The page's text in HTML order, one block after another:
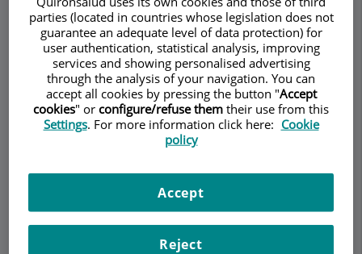
Description ServicesTeamContactOpening hours
Make an appointment
Tendinitis cálcica
La tendinitis cálcica es la inflamación de los
tendones del manguito de los
parties (located in countries whose legislation does not
guarantee an adequate level of data protection) for
user authentication, statistical analysis, improving
services and showing personalised advertising
through the analysis of your navigation. You can
accept all cookies by pressing the button "Accept
cookies" or configure/refuse them their use from this
Settings. For more information click here: Cookie
policy
Reject
Accept